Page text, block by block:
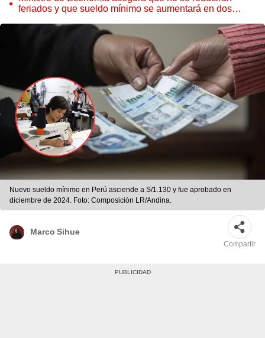
feriados y que sueldo mínimo se aumentará en dos
Nuevo sueldo mínimo en Perú asciende a S/1.130 y fue aprobado en
diciembre de 2024. Foto: Composición LR/Andina.
Marco Sihue
Compartir